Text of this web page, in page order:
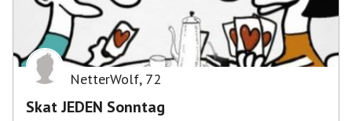
NetterWolf, 72
Skat JEDEN Sonntag